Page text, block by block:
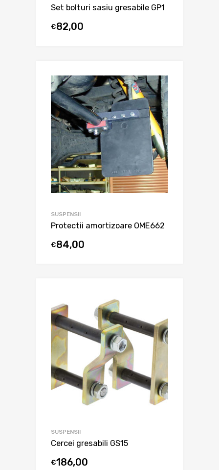
Set bolturi sasiu gresabile GP1
€82,00
SUSPENSII
Protectii amortizoare OME662
€84,00
SUSPENSII
Cercei gresabili GS15
€186,00